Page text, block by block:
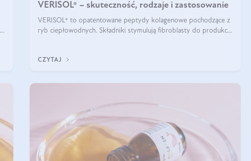
VERISOL® – skuteczność, rodzaje i zastosowanie
VERISOL® to opatentowane peptydy kolagenowe pochodzące z
ryb ciepłowodnych. Składniki stymulują fibroblasty do produkcji
komórek skóry.
CZYTAJ